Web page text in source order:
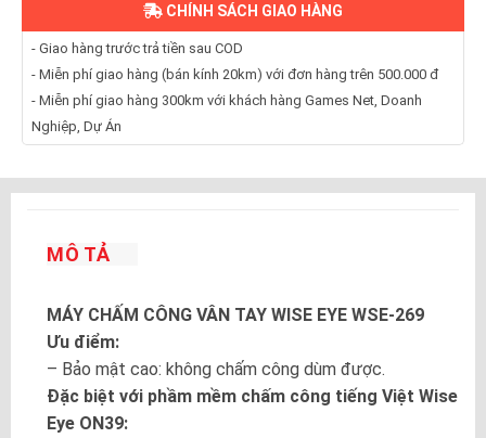
CHÍNH SÁCH GIAO HÀNG
- Giao hàng trước trả tiền sau COD
- Miễn phí giao hàng (bán kính 20km) với đơn hàng trên 500.000 đ
- Miễn phí giao hàng 300km với khách hàng Games Net, Doanh
Nghiệp, Dự Án
MÔ TẢ
MÁY CHẤM CÔNG VÂN TAY WISE EYE WSE-269
Ưu điểm:
– Bảo mật cao: không chấm công dùm được.
Đặc biệt với phầm mềm chấm công tiếng Việt Wise
Eye ON39: